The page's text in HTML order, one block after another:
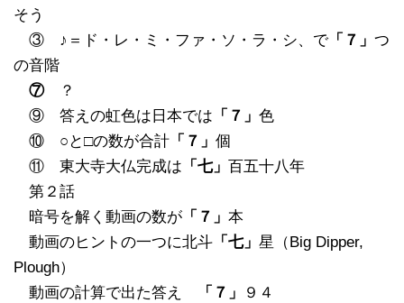
そう
③ ♪＝ド・レ・ミ・ファ・ソ・ラ・シ、で「７」 つ
の音階
⑦？
⑨ 答えの虹色は日本では 「７」 色
⑩ ○と□の数が合計 「７」 個
⑪ 東大寺大仏完成は 「七」 百五十八年
第２話
暗号を解く動画の数が 「７」 本
動画のヒントの一つに北斗 「七」 星（Big Dipper,
Plough）
動画の計算で出た答え
「７」
９４